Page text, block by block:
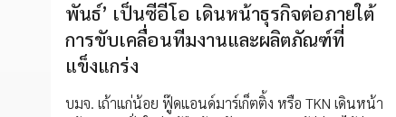
พันธ์’ เป็นซีอีโอ เดินหน้าธุรกิจต่อภายใต้
การขับเคลื่อนทีมงานและผลิตภัณฑ์ที่
แข็งแกร่ง
บมจ. เถ้าแก่น้อย ฟู๊ดแอนด์มาร์เก็ตติ้ง หรือ TKN เดินหน้า